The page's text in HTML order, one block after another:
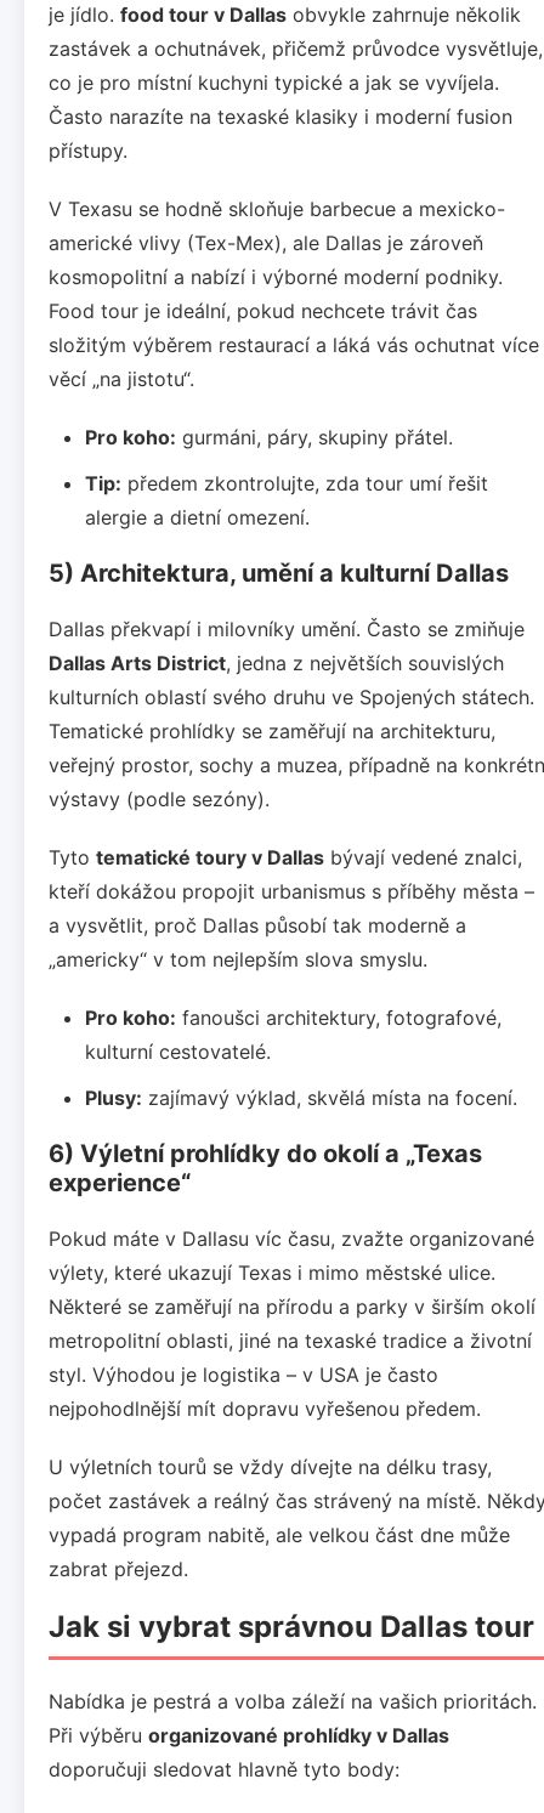
je jídlo. food tour v Dallas obvykle zahrnuje několik
zastávek a ochutnávek, přičemž průvodce vysvětluje,
co je pro místní kuchyni typické a jak se vyvíjela.
Často narazíte na texaské klasiky i moderní fusion
přístupy.
V Texasu se hodně skloňuje barbecue a mexicko-
americké vlivy (Tex-Mex), ale Dallas je zároveň
kosmopolitní a nabízí i výborné moderní podniky.
Food tour je ideální, pokud nechcete trávit čas
složitým výběrem restaurací a láká vás ochutnat více
věcí „na jistotu“.
Pro koho: gurmáni, páry, skupiny přátel.
Tip: předem zkontrolujte, zda tour umí řešit
alergie a dietní omezení.
5) Architektura, umění a kulturní Dallas
Dallas překvapí i milovníky umění. Často se zmiňuje
Dallas Arts District, jedna z největších souvislých
kulturních oblastí svého druhu ve Spojených státech.
Tematické prohlídky se zaměřují na architekturu,
veřejný prostor, sochy a muzea, případně na
výstavy (podle sezóny).
Tyto tematické toury v Dallas bývají vedené znalci,
kteří dokážou propojit urbanismus s příběhy města –
a vysvětlit, proč Dallas působí tak moderně a
„americky“ v tom nejlepším slova smyslu.
Pro koho: fanoušci architektury, fotografové,
kulturní cestovatelé.
Plusy: zajímavý výklad, skvělá místa na focení.
6) Výletní prohlídky do okolí a „Texas
experience“
Pokud máte v Dallasu víc času, zvažte organizované
výlety, které ukazují Texas i mimo městské ulice.
Některé se zaměřují na přírodu a parky v širším okolí
metropolitní oblasti, jiné na texaské tradice a životní
styl. Výhodou je logistika – v USA je často
nejpohodlnější mít dopravu vyřešenou předem.
U výletních tourů se vždy dívejte na délku trasy,
počet zastávek a reálný čas strávený na místě.
vypadá program nabitě, ale velkou část dne může
zabrat přejezd.
Jak si vybrat správnou Dallas tour
Nabídka je pestrá a volba záleží na vašich prioritách.
Při výběru organizované prohlídky v Dallas
doporučuji sledovat hlavně tyto body: